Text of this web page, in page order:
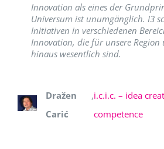
Innovation als eines der
Universum ist unumgänglich. I3
Initiativen in verschiedenen
Innovation, die für unsere
hinaus wesentlich sind.
Dražen
Carić
,i.c.i.c. – idea
competence